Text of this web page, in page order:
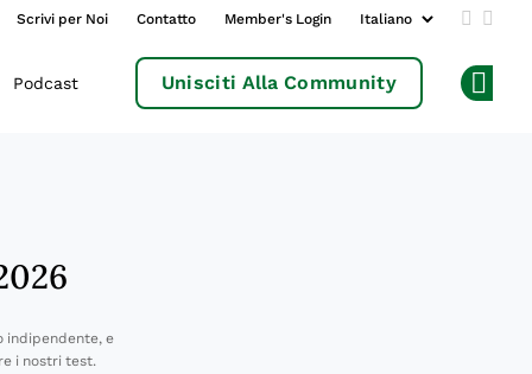
Scrivi per Noi Contatto Member's Login Add us
Podcast Unisciti Alla Community
indipendente, e
i nostri test.